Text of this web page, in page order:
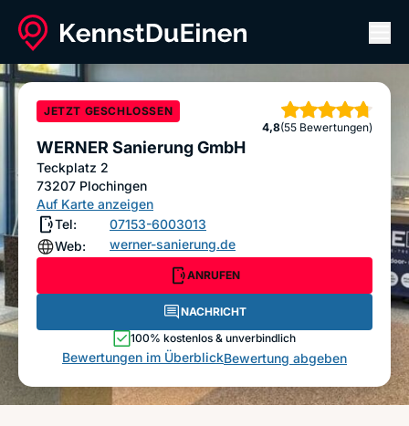
WERNER Sanierung GmbH
ANRUFEN NACHRICHT
Bewertung abgeben
JETZT GESCHLOSSEN
4,8
Sterne
(55 Bewertungen)
WERNER Sanierung GmbH
Teckplatz 2
73207 Plochingen
Auf Karte anzeigen
Tel:
07153-6003013
Web:
werner-sanierung.de
ANRUFEN
NACHRICHT
100% kostenlos & unverbindlich
Bewertungen im ÜberblickBewertung abgeben